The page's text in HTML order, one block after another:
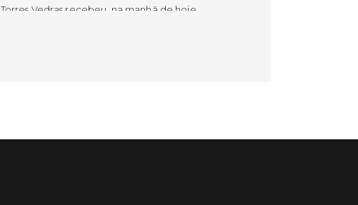
Torres Vedras recebeu, na manhã de hoje,